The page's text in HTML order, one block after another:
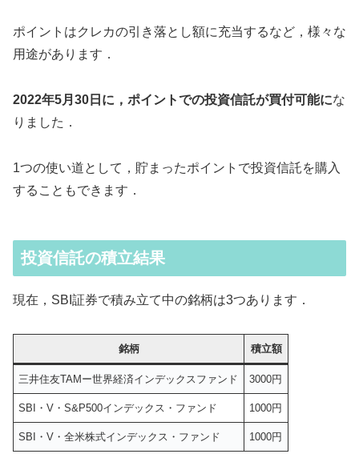
ポイントはクレカの引き落とし額に充当するなど，様々な
用途があります．
2022年5月30日に，ポイントでの投資信託が買付可能にな
りました．
1つの使い道として，貯まったポイントで投資信託を購入
することもできます．
投資信託の積立結果
現在，SBI証券で積み立て中の銘柄は3つあります．
銘柄 積立額
三井住友TAMー世界経済インデックスファンド 3000円
SBI・V・S&P500インデックス・ファンド 1000円
SBI・V・全米株式インデックス・ファンド 1000円